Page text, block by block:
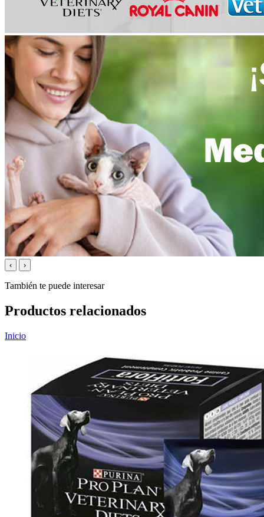
‹ ›
También te puede interesar
Productos relacionados
Inicio